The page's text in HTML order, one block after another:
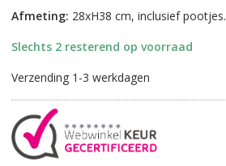
Afmeting: 28xH38 cm, inclusief pootjes.
Slechts 2 resterend op voorraad
Verzending 1-3 werkdagen